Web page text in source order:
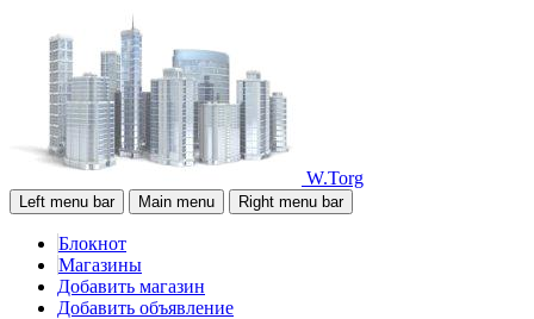
W.Torg
Left menu bar Main menu Right menu bar
Блокнот
Магазины
Добавить магазин
Добавить объявление